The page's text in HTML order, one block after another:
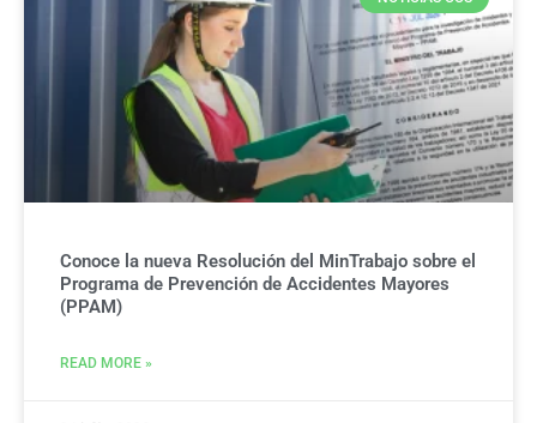
Conoce la nueva Resolución del MinTrabajo sobre el
Programa de Prevención de Accidentes Mayores
(PPAM)
READ MORE »